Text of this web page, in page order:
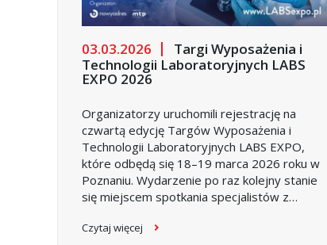
03.03.2026
Targi Wyposażenia i
Technologii Laboratoryjnych LABS
EXPO 2026
Organizatorzy uruchomili rejestrację na
czwartą edycję Targów Wyposażenia i
Technologii Laboratoryjnych LABS EXPO,
które odbędą się 18–19 marca 2026 roku w
Poznaniu. Wydarzenie po raz kolejny stanie
się miejscem spotkania specjalistów z
diagnostycznych i naukowych, koncentrując się
Czytaj więcej